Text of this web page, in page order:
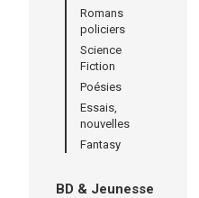
Romans
policiers
Science
Fiction
Poésies
Essais,
nouvelles
Fantasy
BD & Jeunesse